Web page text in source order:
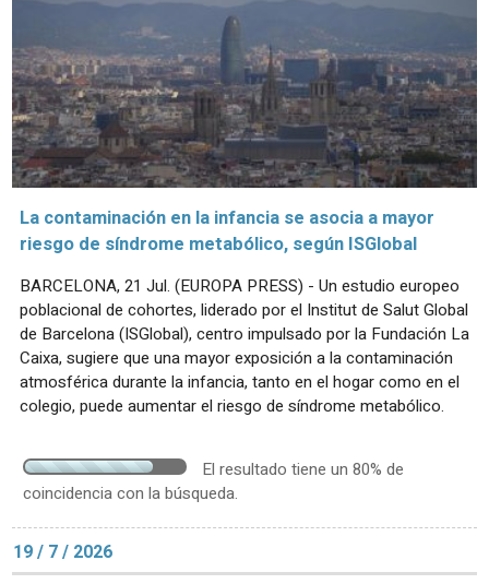
La contaminación en la infancia se asocia a mayor
riesgo de síndrome metabólico, según ISGlobal
BARCELONA, 21 Jul. (EUROPA PRESS) - Un estudio europeo
poblacional de cohortes, liderado por el Institut de Salut Global
de Barcelona (ISGlobal), centro impulsado por la Fundación La
Caixa, sugiere que una mayor exposición a la contaminación
atmosférica durante la infancia, tanto en el hogar como en el
colegio, puede aumentar el riesgo de síndrome metabólico.
El resultado tiene un 80% de
coincidencia con la búsqueda.
19 / 7 / 2026